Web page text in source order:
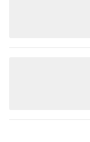
한 점은 이 단계에서
다는 것이다. 여기에는
영 개시 이러한 핵심